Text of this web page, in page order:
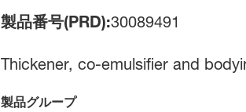
製品番号(PRD):30089491
Thickener, co-emulsifier and
製品グループ